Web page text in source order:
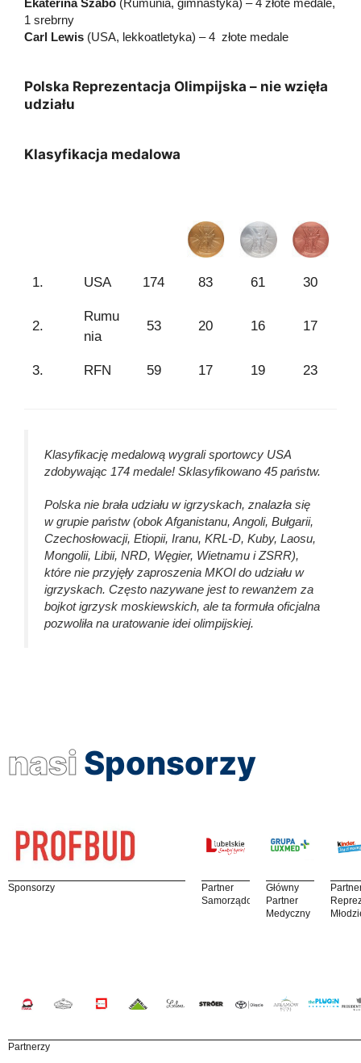
Ekaterina Szabo (Rumunia, gimnastyka) – 4 złote medale,
1 srebrny
Carl Lewis (USA, lekkoatletyka) – 4 złote medale
Polska Reprezentacja Olimpijska – nie wzięła
udziału
Klasyfikacja medalowa
1. USA 174 83 61 30
2.
Rumu
nia
53 20 16 17
3. RFN 59 17 19 23
Klasyfikację medalową wygrali sportowcy USA
zdobywając 174 medale! Sklasyfikowano 45 państw.
Polska nie brała udziału w igrzyskach, znalazła się
w grupie państw (obok Afganistanu, Angoli, Bułgarii,
Czechosłowacji, Etiopii, Iranu, KRL-D, Kuby, Laosu,
Mongolii, Libii, NRD, Węgier, Wietnamu i ZSRR),
które nie przyjęły zaproszenia MKOl do udziału w
igrzyskach. Często nazywane jest to rewanżem za
bojkot igrzysk moskiewskich, ale ta formuła oficjalna
pozwoliła na uratowanie idei olimpijskiej.
nasi Sponsorzy
Sponsorzy
Partner
Samorządowy
Główny
Partner
Medyczny
Partnerzy